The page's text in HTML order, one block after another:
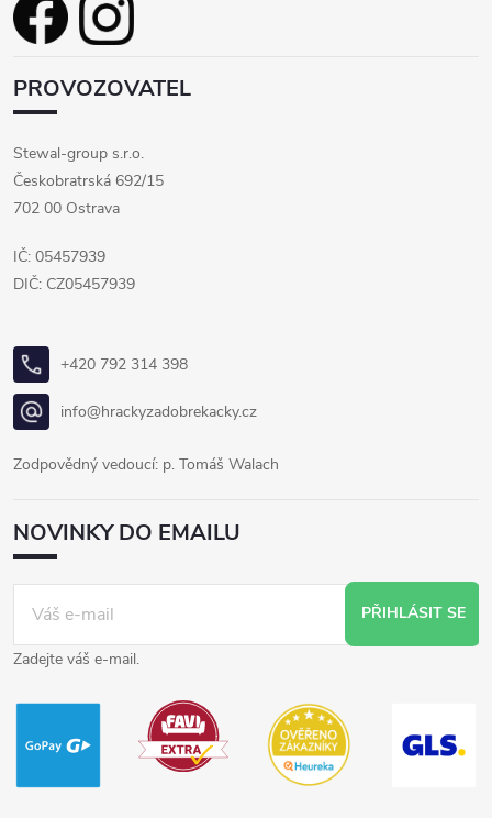
PROVOZOVATEL
Stewal-group s.r.o.
Českobratrská 692/15
702 00 Ostrava
IČ: 05457939
DIČ: CZ05457939
+420 792 314 398
info@hrackyzadobrekacky.cz
Zodpovědný vedoucí: p. Tomáš Walach
NOVINKY DO EMAILU
PŘIHLÁSIT SE
Zadejte váš e-mail.